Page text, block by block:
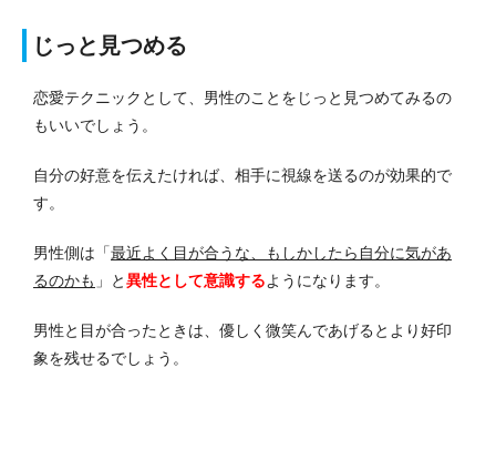
じっと見つめる
恋愛テクニックとして、男性のことをじっと見つめてみるの
もいいでしょう。
自分の好意を伝えたければ、相手に視線を送るのが効果的で
す。
男性側は「最近よく目が合うな、もしかしたら自分に気があ
るのかも 」と異性として意識するようになります。
男性と目が合ったときは、優しく微笑んであげるとより好印
象を残せるでしょう。